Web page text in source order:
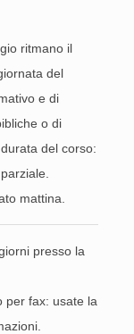
ritmano il
del
e di
o di
del corso:
mattina.
presso la
per fax: usate la